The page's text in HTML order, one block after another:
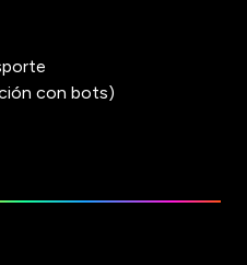
con bots)